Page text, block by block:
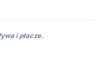
i płacze.